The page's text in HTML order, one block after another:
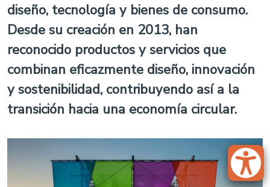
diseño, tecnología y bienes de consumo.
Desde su creación en 2013, han
reconocido productos y servicios que
combinan eficazmente diseño, innovación
y sostenibilidad, contribuyendo así a la
transición hacia una economía circular.